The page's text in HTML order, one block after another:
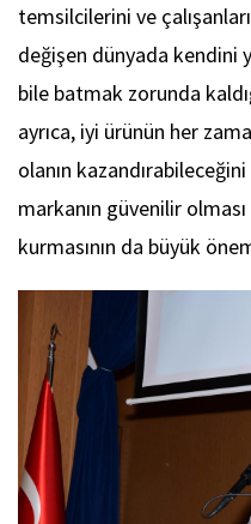
temsilcilerini ve
değişen dünyada kendini
bile batmak zorunda
ayrıca, iyi ürünün her
olanın
markanın güvenilir
kurmasının da büyük